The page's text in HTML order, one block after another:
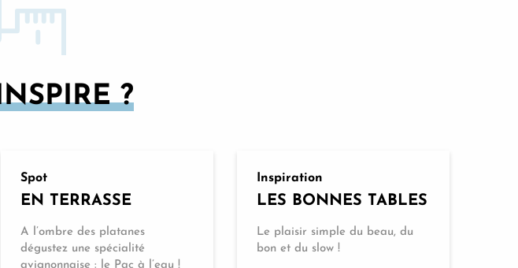
?
Spot
EN TERRASSE
A l’ombre des platanes
dégustez une spécialité
avignonnaise : le Pac à l’eau !
Inspiration
LES BONNES TABLES
Le plaisir simple du beau, du
bon et du slow !